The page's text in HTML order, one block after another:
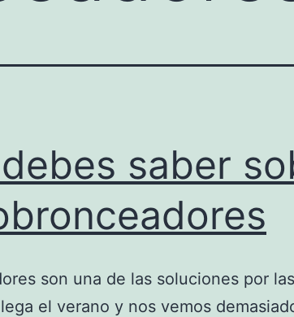
saber
son una de las soluciones por
el verano y nos vemos